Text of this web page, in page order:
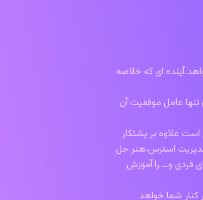
ای که خلاصه
عامل موفقیت آن
است علاوه بر پشتکار
استرس،هنر حل
فردی و… را آموزش
کنار شما خواهد